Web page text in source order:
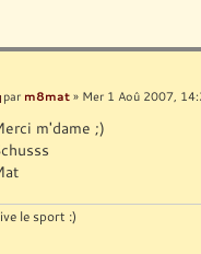
par m8mat » Mer 1 Aoû 2007,
m'dame ;)
le sport :)